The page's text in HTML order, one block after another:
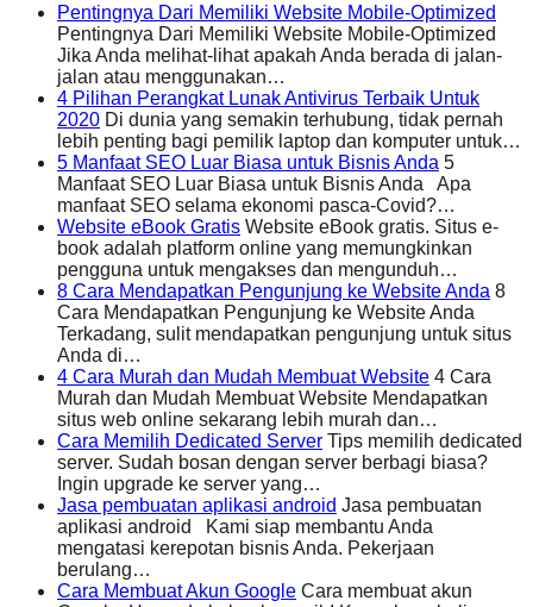
Pentingnya Dari Memiliki Website Mobile-Optimized
Pentingnya Dari Memiliki Website Mobile-Optimized
Jika Anda melihat-lihat apakah Anda berada di jalan-
jalan atau menggunakan…
4 Pilihan Perangkat Lunak Antivirus Terbaik Untuk
2020 Di dunia yang semakin terhubung, tidak pernah
lebih penting bagi pemilik laptop dan komputer untuk…
5 Manfaat SEO Luar Biasa untuk Bisnis Anda 5
Manfaat SEO Luar Biasa untuk Bisnis Anda Apa
manfaat SEO selama ekonomi pasca-Covid?…
Website eBook Gratis Website eBook gratis. Situs e-
book adalah platform online yang memungkinkan
pengguna untuk mengakses dan mengunduh…
8 Cara Mendapatkan Pengunjung ke Website Anda 8
Cara Mendapatkan Pengunjung ke Website Anda
Terkadang, sulit mendapatkan pengunjung untuk situs
Anda di…
4 Cara Murah dan Mudah Membuat Website 4 Cara
Murah dan Mudah Membuat Website Mendapatkan
situs web online sekarang lebih murah dan…
Cara Memilih Dedicated Server Tips memilih dedicated
server. Sudah bosan dengan server berbagi biasa?
Ingin upgrade ke server yang…
Jasa pembuatan aplikasi android Jasa pembuatan
aplikasi android Kami siap membantu Anda
mengatasi kerepotan bisnis Anda. Pekerjaan
berulang…
Cara Membuat Akun Google Cara membuat akun